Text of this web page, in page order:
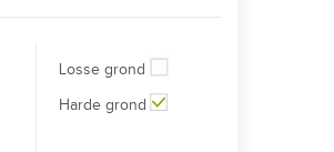
Losse grond
Harde grond